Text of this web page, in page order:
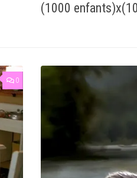
(1000
0